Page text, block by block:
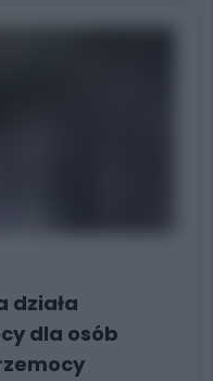
działa
dla osób